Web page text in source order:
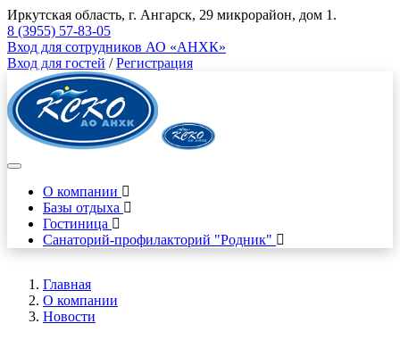
Иркутская область, г. Ангарск, 29 микрорайон, дом 1.
8 (3955) 57-83-05
Вход для сотрудников АО «АНХК»
Вход для гостей /Регистрация
О компании
Базы отдыха
Гостиница
Санаторий-профилакторий "Родник"
Главная
О компании
Новости